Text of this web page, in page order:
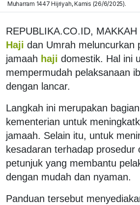
Muharram 1447 Hijriyah, Kamis (26/6/2025).
REPUBLIKA.CO.ID,
Haji dan Umrah meluncurkan
jamaah haji domestik. Hal ini
mempermudah pelaksanaan
dengan lancar.
Langkah ini merupakan
kementerian untuk
jamaah. Selain itu, untuk
kesadaran terhadap prosedur
petunjuk yang membantu
dengan mudah dan nyaman.
Panduan tersebut